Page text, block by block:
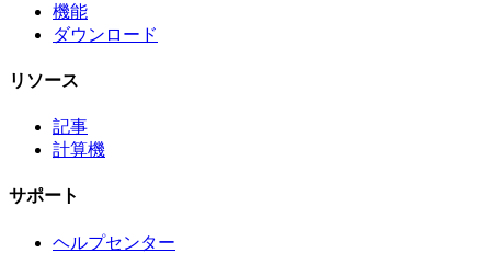
機能
ダウンロード
リソース
記事
計算機
サポート
ヘルプセンター